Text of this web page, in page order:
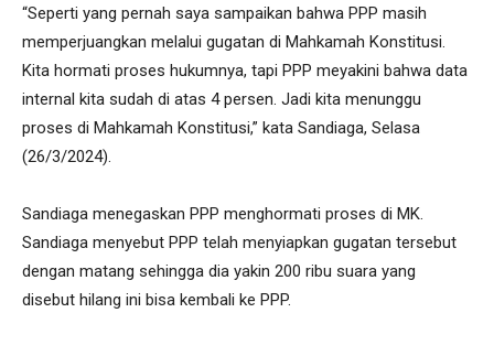
“Seperti yang pernah saya sampaikan bahwa PPP masih
memperjuangkan melalui gugatan di Mahkamah Konstitusi.
Kita hormati proses hukumnya, tapi PPP meyakini bahwa data
internal kita sudah di atas 4 persen. Jadi kita menunggu
proses di Mahkamah Konstitusi,” kata Sandiaga, Selasa
(26/3/2024).
Sandiaga menegaskan PPP menghormati proses di MK.
Sandiaga menyebut PPP telah menyiapkan gugatan tersebut
dengan matang sehingga dia yakin 200 ribu suara yang
disebut hilang ini bisa kembali ke PPP.